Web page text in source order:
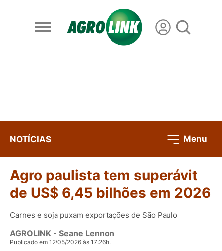
NOTÍCIAS Menu
Agro paulista tem superávit
de US$ 6,45 bilhões em 2026
Carnes e soja puxam exportações de São Paulo
AGROLINK - Seane Lennon
Publicado em 12/05/2026 às 17:26h.